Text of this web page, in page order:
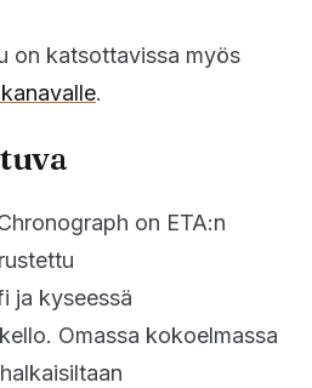
on katsottavissa myös
.
on ETA:n
ja kyseessä
Omassa kokoelmassa